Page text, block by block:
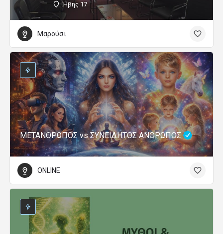
Ήβης 17
Μαρούσι
ΜΕΤΑΝΘΡΩΠΟΣ vs ΣΥΝΕΙΔΗΤΟΣ ΑΝΘΡΩΠΟΣ
ONLINE